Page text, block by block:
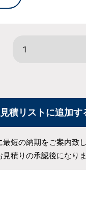
積リストに追加す
短の納期をご案内致し
見積りの承認後になりま